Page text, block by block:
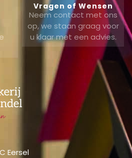
Vragen of Wensen
Neem contact met ons
op, we staan graag voor
u klaar met een advies.
Eersel